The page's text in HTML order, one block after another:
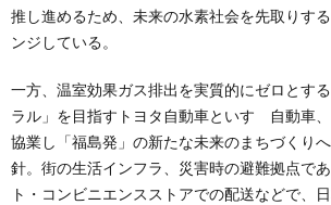
推し進めるため、未来の水素社会を先取りす
ンジしている。
一方、温室効果ガス排出を実質的にゼロとす
ラル」を目指すトヨタ自動車といすゞ自動車
協業し「福島発」の新たな未来のまちづくり
針。街の生活インフラ、災害時の避難拠点で
ト・コンビニエンスストアでの配送などで、